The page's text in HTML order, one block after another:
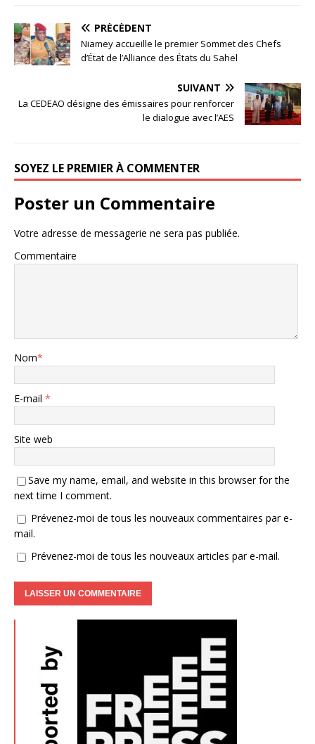
PRÉCÉDENT
Niamey accueille le premier Sommet des Chefs
d’État de l’Alliance des États du Sahel
SUIVANT
La CEDEAO désigne des émissaires pour renforcer
le dialogue avec l’AES
SOYEZ LE PREMIER À COMMENTER
Poster un Commentaire
Votre adresse de messagerie ne sera pas publiée.
Commentaire
Nom*
E-mail *
Site web
Save my name, email, and website in this browser for the
next time I comment.
Prévenez-moi de tous les nouveaux commentaires par e-
mail.
Prévenez-moi de tous les nouveaux articles par e-mail.